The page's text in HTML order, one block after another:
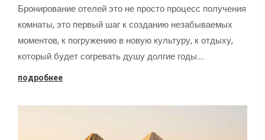
Бронирование отелей это не просто процесс получения
комнаты, это первый шаг к созданию незабываемых
моментов, к погружению в новую культуру, к отдыху,
который будет согревать душу долгие годы.…
подробнее